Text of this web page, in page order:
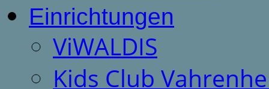
Einrichtungen
ViWALDIS
Kids Club